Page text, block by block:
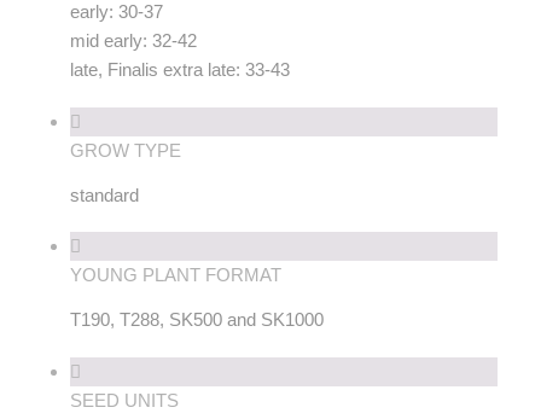
early: 30-37
mid early: 32-42
late, Finalis extra late: 33-43
GROW TYPE
standard
YOUNG PLANT FORMAT
T190, T288, SK500 and SK1000
SEED UNITS